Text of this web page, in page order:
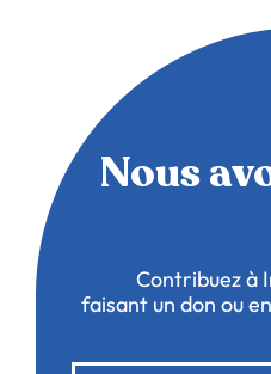
Nous
Contribuez à
faisant un don ou